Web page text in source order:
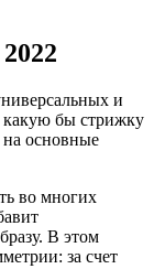
и
бы стрижку
на основные
во многих
В этом
за счет